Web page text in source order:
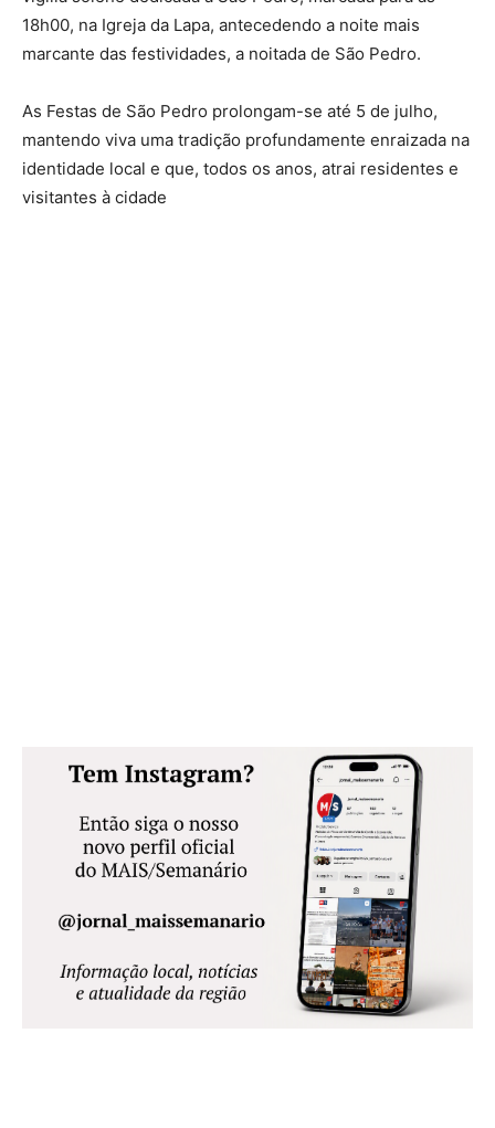
18h00, na Igreja da Lapa, antecedendo a noite mais
marcante das festividades, a noitada de São Pedro.
As Festas de São Pedro prolongam-se até 5 de julho,
mantendo viva uma tradição profundamente enraizada na
identidade local e que, todos os anos, atrai residentes e
visitantes à cidade